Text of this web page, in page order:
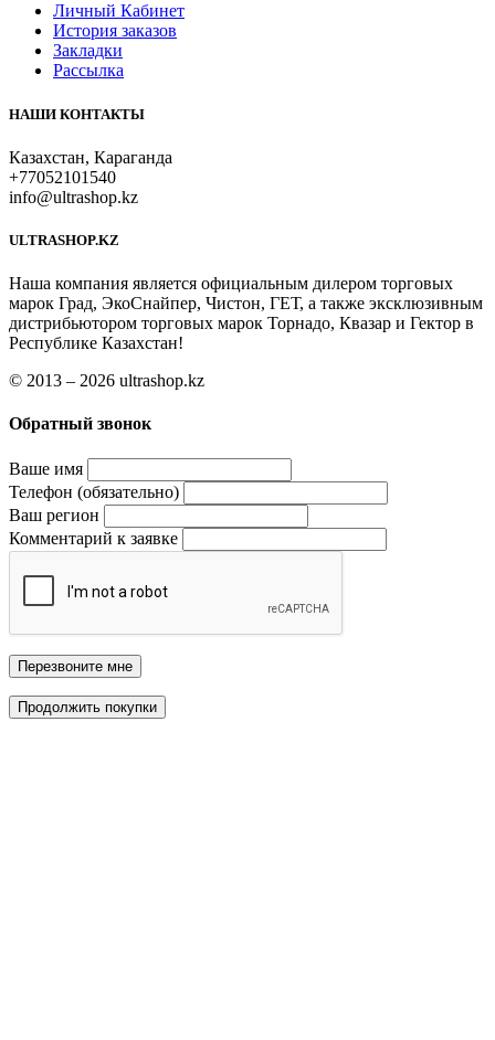
Личный Кабинет
История заказов
Закладки
Рассылка
НАШИ КОНТАКТЫ
Казахстан, Караганда
+77052101540
info@ultrashop.kz
ULTRASHOP.KZ
Наша компания является официальным дилером торговых
марок Град, ЭкоСнайпер, Чистон, ГЕТ, а также эксклюзивным
дистрибьютором торговых марок Торнадо, Квазар и Гектор в
Республике Казахстан!
© 2013 – 2026 ultrashop.kz
Обратный звонок
Ваше имя
Телефон (обязательно)
Ваш регион
Комментарий к заявке
Перезвоните мне
Продолжить покупки